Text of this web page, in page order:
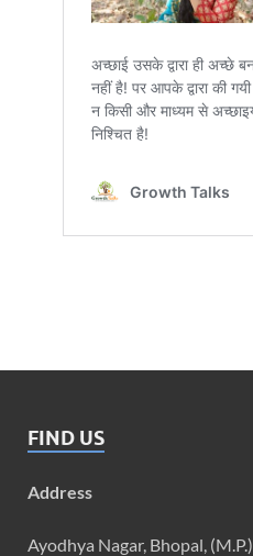
FIND US
Address
Ayodhya Nagar, Bhopal, (M.P.)